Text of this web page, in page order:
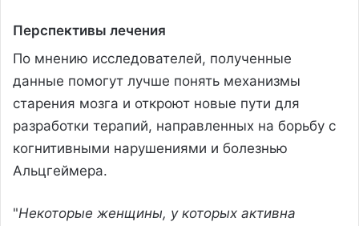
Перспективы лечения
По мнению исследователей, полученные
данные помогут лучше понять механизмы
старения мозга и откроют новые пути для
разработки терапий, направленных на борьбу с
когнитивными нарушениями и болезнью
Альцгеймера.
"Некоторые женщины, у которых активна